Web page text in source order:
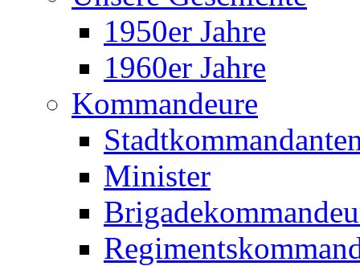
1950er Jahre
1960er Jahre
Kommandeure
Minister